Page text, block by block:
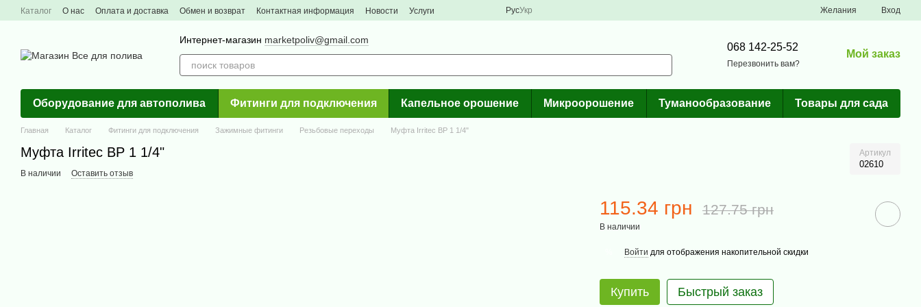
Перейти к основному контенту
Каталог О нас Оплата и доставка Обмен и возврат Контактная информация Новости Услуги РусУкр Желания Вход
Интернет-магазин marketpoliv@gmail.com
068 142-25-52
Перезвонить вам?
Мой заказ
Оборудование для автополива Фитинги для подключения Капельное орошение Микроорошение Туманообразование Товары для сада
Главная Каталог Фитинги для подключения Зажимные фитинги Резьбовые переходы Муфта Irritec ВР 1 1/4"
Муфта Irritec ВР 1 1/4" Артикул
02610
В наличии Оставить отзыв
115.34 грн 127.75 грн
В наличии
Войти для отображения накопительной скидки
Купить Быстрый заказ